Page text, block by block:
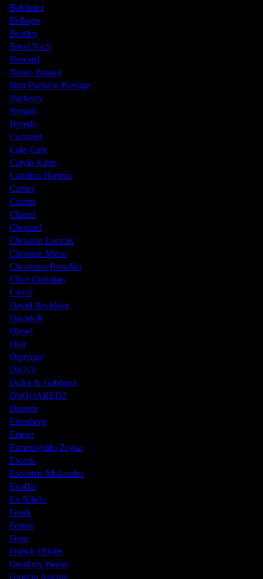
Baldinini
Bellagio
Bentley
Bond No.9
Brocard
Bruno Banani
Brut Parfums Prestige
Burberry
Bvlgari
Byredo
Cacharel
Cafe-Cafe
Calvin Klein
Carolina Herrera
Cartier
Cerruti
Chanel
Chopard
Christian Lacroix
Christian Messi
Christiano Ronaldo
Clive Christian
Creed
David Beckham
Davidoff
Diesel
Dior
Diptyque
DKNY
Dolce & Gabbana
DSQUARED2
Dupont
Eisenberg
Emper
Ermenegildo Zegna
Escada
Escentric Molecules
Evaflor
Ex Nihilo
Fendi
Ferrari
Ferre
Franck Olivier
Geoffrey Beene
Giorgio Armani